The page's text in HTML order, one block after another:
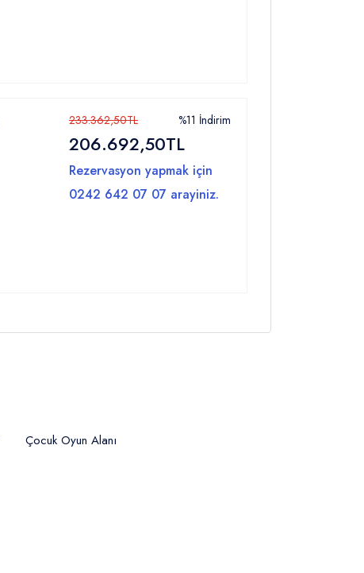
233.362,50TL %11 İndirim
206.692,50TL
Rezervasyon yapmak için
0242 642 07 07 arayiniz.
Çocuk Oyun Alanı